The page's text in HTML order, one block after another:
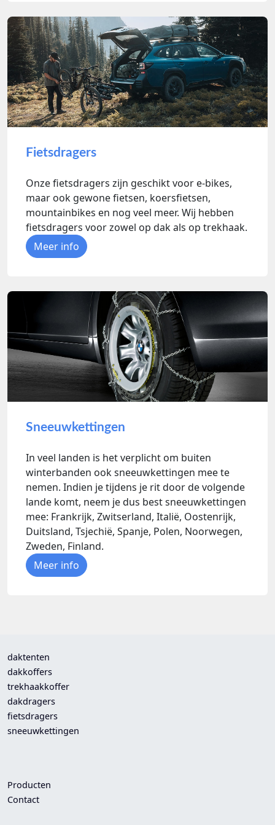
Fietsdragers
Onze fietsdragers zijn geschikt voor e-bikes,
maar ook gewone fietsen, koersfietsen,
mountainbikes en nog veel meer. Wij hebben
fietsdragers voor zowel op dak als op trekhaak.
Meer info
Sneeuwkettingen
In veel landen is het verplicht om buiten
winterbanden ook sneeuwkettingen mee te
nemen. Indien je tijdens je rit door de volgende
lande komt, neem je dus best sneeuwkettingen
mee: Frankrijk, Zwitserland, Italië, Oostenrijk,
Duitsland, Tsjechië, Spanje, Polen, Noorwegen,
Zweden, Finland.
Meer info
daktenten
dakkoffers
trekhaakkoffer
dakdragers
fietsdragers
sneeuwkettingen
Producten
Contact